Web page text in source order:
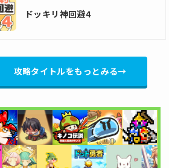
ドッキリ神回避4
攻略タイトルをもっとみる→